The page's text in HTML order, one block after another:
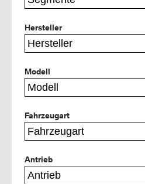
Hersteller
Modell
Fahrzeugart
Antrieb